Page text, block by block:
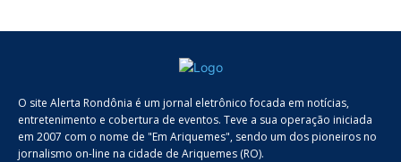
O site Alerta Rondônia é um jornal eletrônico focada em notícias,
entretenimento e cobertura de eventos. Teve a sua operação iniciada
em 2007 com o nome de "Em Ariquemes", sendo um dos pioneiros no
jornalismo on-line na cidade de Ariquemes (RO).